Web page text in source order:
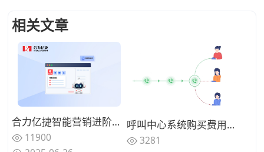
相关文章
合力亿捷智能营销进阶之路：揭秘AI语音机器人如何提升企业续费率
11900
呼叫中心系统购买费用规划：技术升级背景下的企业策略
3281